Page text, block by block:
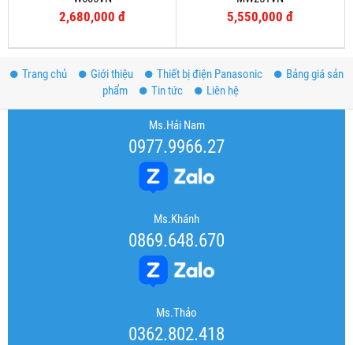
2,680,000 đ 5,550,000 đ
Trang chủ Giới thiệu Thiết bị điện Panasonic
Bảng giá sản
phẩm
Tin tức Liên hệ
Ms.Hải Nam
0977.9966.27
Ms.Khánh
0869.648.670
Ms.Thảo
0362.802.418